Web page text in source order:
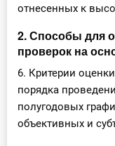
отнесенных к
2. Способы для
проверок на
6. Критерии
порядка
полугодовых
объективных и